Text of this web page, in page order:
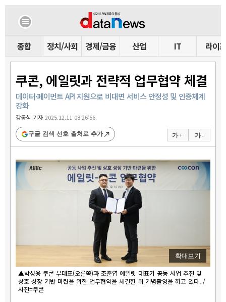
종합 정치/사회 경제/금융 산업 IT 라이프
쿠콘, 에일릿과 전략적 업무협약 체결
데이터·페이먼트 API 지원으로 비대면 서비스 안정성 및 인증체계
강화
강동식 기자2025.12.11 08:26:56
가 + 가 -
구글 검색 선호 출처로 추가
확대보기
▲박성용 쿠콘 부대표(오른쪽)과 조준엽 에일릿 대표가 공동 사업 추진 및
상호 성장 기반 마련을 위한 업무협약을 체결한 뒤 기념촬영을 하고 있다. /
사진=쿠콘